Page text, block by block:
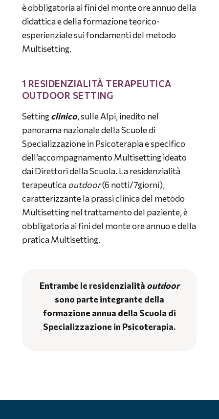
è obbligatoria ai fini del monte ore annuo della
didattica e della formazione teorico-
esperienziale sui fondamenti del metodo
Multisetting.
1 RESIDENZIALITÀ TERAPEUTICA
OUTDOOR SETTING
Settingclinico, sulle Alpi, inedito nel
panorama nazionale della Scuole di
Specializzazione in Psicoterapia e specifico
dell’accompagnamento Multisetting ideato
dai Direttori della Scuola. La residenzialità
terapeuticaoutdoor(6 notti/7giorni),
caratterizzante la prassi clinica del metodo
Multisetting nel trattamento del paziente, è
obbligatoria ai fini del monte ore annuo e della
pratica Multisetting.
Entrambe le residenzialità outdoor
sono parte integrante della
formazione annua della Scuola di
Specializzazione in Psicoterapia.